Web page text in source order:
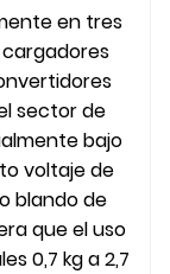
en tres
sector de
bajo
voltaje de
blando de
que el uso
0,7 kg a 2,7